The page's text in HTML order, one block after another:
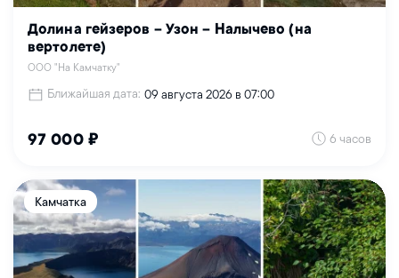
Долина гейзеров – Узон – Налычево (на
вертолете)
ООО "На Камчатку"
Ближайшая дата: 09 августа 2026 в 07:00
97 000 ₽ 6 часов
Камчатка